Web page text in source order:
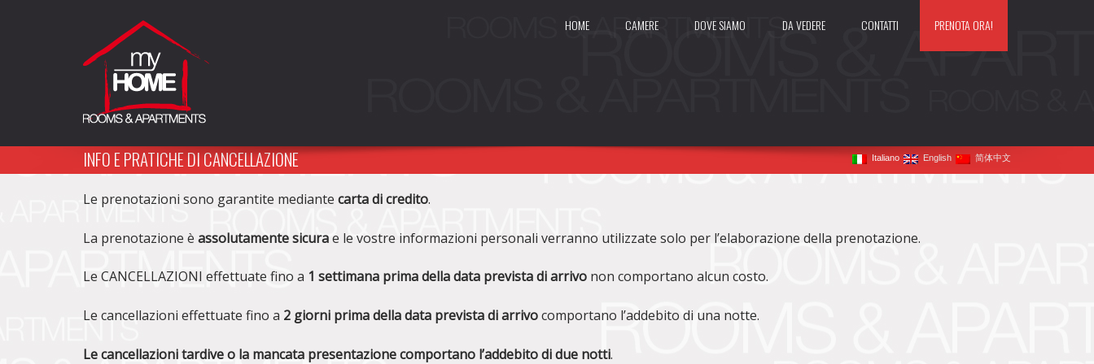
HOME CAMERE DOVE SIAMO DA VEDERE CONTATTI PRENOTA ORA!
INFO E PRATICHE DI CANCELLAZIONE Italiano English 简体中文
Le prenotazioni sono garantite mediante carta di credito.
La prenotazione è assolutamente sicurae le vostre informazioni personali verranno utilizzate solo per l’elaborazione della prenotazione.
Le CANCELLAZIONI effettuate fino a 1 settimana prima della data prevista di arrivo non comportano alcun costo.
Le cancellazioni effettuate fino a 2 giorni prima della data prevista di arrivocomportano l’addebito di una notte.
Le cancellazioni tardive o la mancata presentazione comportano l’addebito di due notti.